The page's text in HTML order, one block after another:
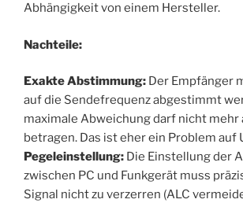
Abhängigkeit von einem Hersteller.
Nachteile:
Exakte Abstimmung: Der Empfänger
auf die Sendefrequenz abgestimmt
maximale Abweichung darf nicht mehr
betragen. Das ist eher ein Problem auf
Pegeleinstellung: Die Einstellung der
zwischen PC und Funkgerät muss
Signal nicht zu verzerren (ALC